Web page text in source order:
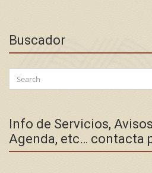
Buscador
Search
for:
Info de Servicios,
Agenda, etc… contacta